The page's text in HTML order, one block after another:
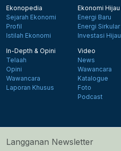
Ekonopedia
Sejarah Ekonomi
Profil
Istilah Ekonomi
Ekonomi Hijau
Energi Baru
Energi Sirkular
Investasi Hijau
In-Depth & Opini
Telaah
Opini
Wawancara
Laporan Khusus
Video
News
Wawancara
Katalogue
Foto
Podcast
Langganan Newsletter